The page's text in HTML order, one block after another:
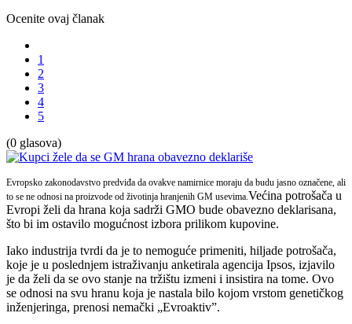
Ocenite ovaj članak
1
2
3
4
5
(0 glasova)
Evropsko zakonodavstvo predviđa da ovakve namirnice moraju da budu jasno označene, ali
to se ne odnosi na proizvode od životinja hranjenih GM usevima.Većina potrošača u
Evropi želi da hrana koja sadrži GMO bude obavezno deklarisana,
što bi im ostavilo mogućnost izbora prilikom kupovine.
Iako industrija tvrdi da je to nemoguće primeniti, hiljade potrošača,
koje je u poslednjem istraživanju anketirala agencija Ipsos, izjavilo
je da želi da se ovo stanje na tržištu izmeni i insistira na tome. Ovo
se odnosi na svu hranu koja je nastala bilo kojom vrstom genetičkog
inženjeringa, prenosi nemački „Evroaktiv”.